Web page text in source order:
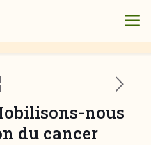
nous
du cancer